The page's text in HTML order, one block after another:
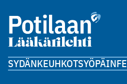
SYDÄNKEUHKOTSYÖPÄ